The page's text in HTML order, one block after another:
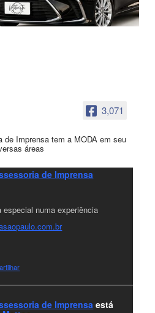
3,071
Imprensa tem a MODA em seu
áreas
de Imprensa
numa experiência
de Imprensa está